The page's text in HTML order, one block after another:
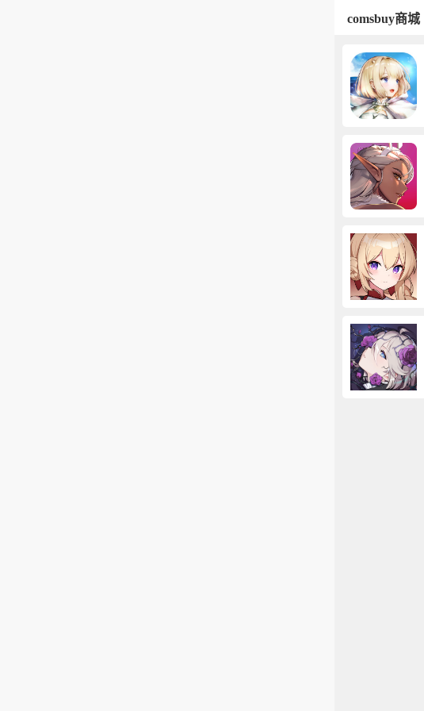
comsbuy商城